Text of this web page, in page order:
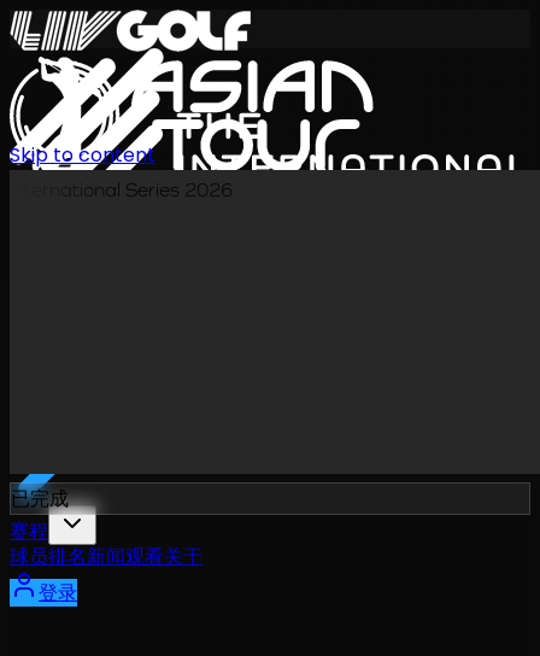
International Series 2026
赛程
球员排名新闻观看关于
登录
Skip to content
已完成